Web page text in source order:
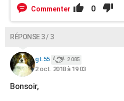
Commenter 0
RÉPONSE 3 / 3
gt.55 2 085
2 oct. 2018 à 19:03
Bonsoir,